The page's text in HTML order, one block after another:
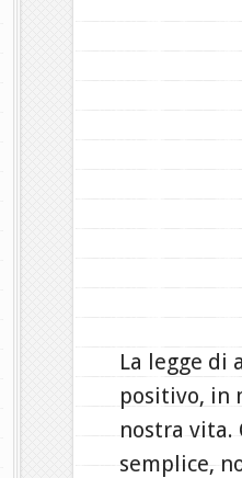
La legge di
positivo, in
nostra vita.
semplice,